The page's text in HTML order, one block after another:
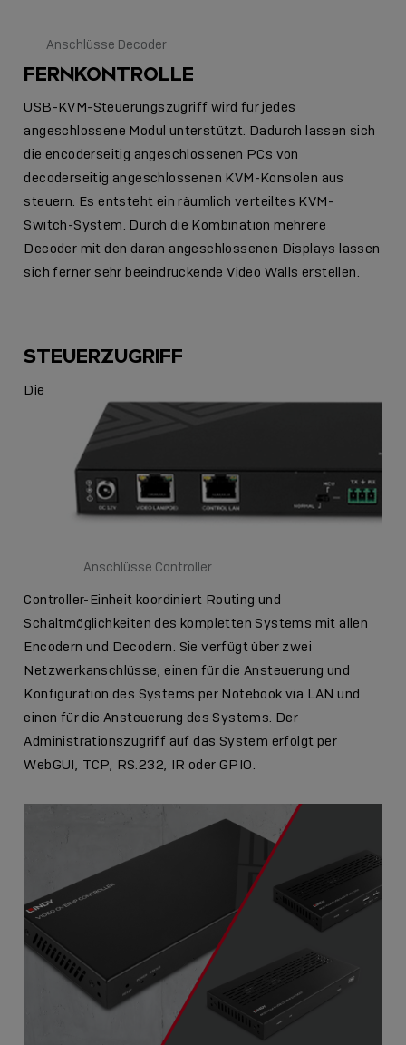
Anschlüsse Decoder
FERNKONTROLLE
USB-KVM-Steuerungszugriff wird für jedes
angeschlossene Modul unterstützt. Dadurch lassen sich
die encoderseitig angeschlossenen PCs von
decoderseitig angeschlossenen KVM-Konsolen aus
steuern. Es entsteht ein räumlich verteiltes KVM-
Switch-System. Durch die Kombination mehrere
Decoder mit den daran angeschlossenen Displays lassen
sich ferner sehr beeindruckende Video Walls erstellen.
STEUERZUGRIFF
Anschlüsse Controller
Die
Controller-Einheit koordiniert Routing und
Schaltmöglichkeiten des kompletten Systems mit allen
Encodern und Decodern. Sie verfügt über zwei
Netzwerkanschlüsse, einen für die Ansteuerung und
Konfiguration des Systems per Notebook via LAN und
einen für die Ansteuerung des Systems. Der
Administrationszugriff auf das System erfolgt per
WebGUI, TCP, RS.232, IR oder GPIO.